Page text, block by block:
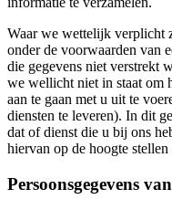
Waar we wettelijk verplicht
onder de voorwaarden van
die gegevens niet verstrekt
we wellicht niet in staat om
aan te gaan met u uit te
diensten te leveren). In dit
dat of dienst die u bij ons
hiervan op de hoogte
Persoonsgegevens